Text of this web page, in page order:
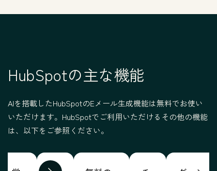
HubSpotの主な機能
AIを搭載したHubSpotのEメール生成機能は無料でお使い
いただけます。HubSpotでご利用いただけるその他の機能
は、以下をご参照ください。